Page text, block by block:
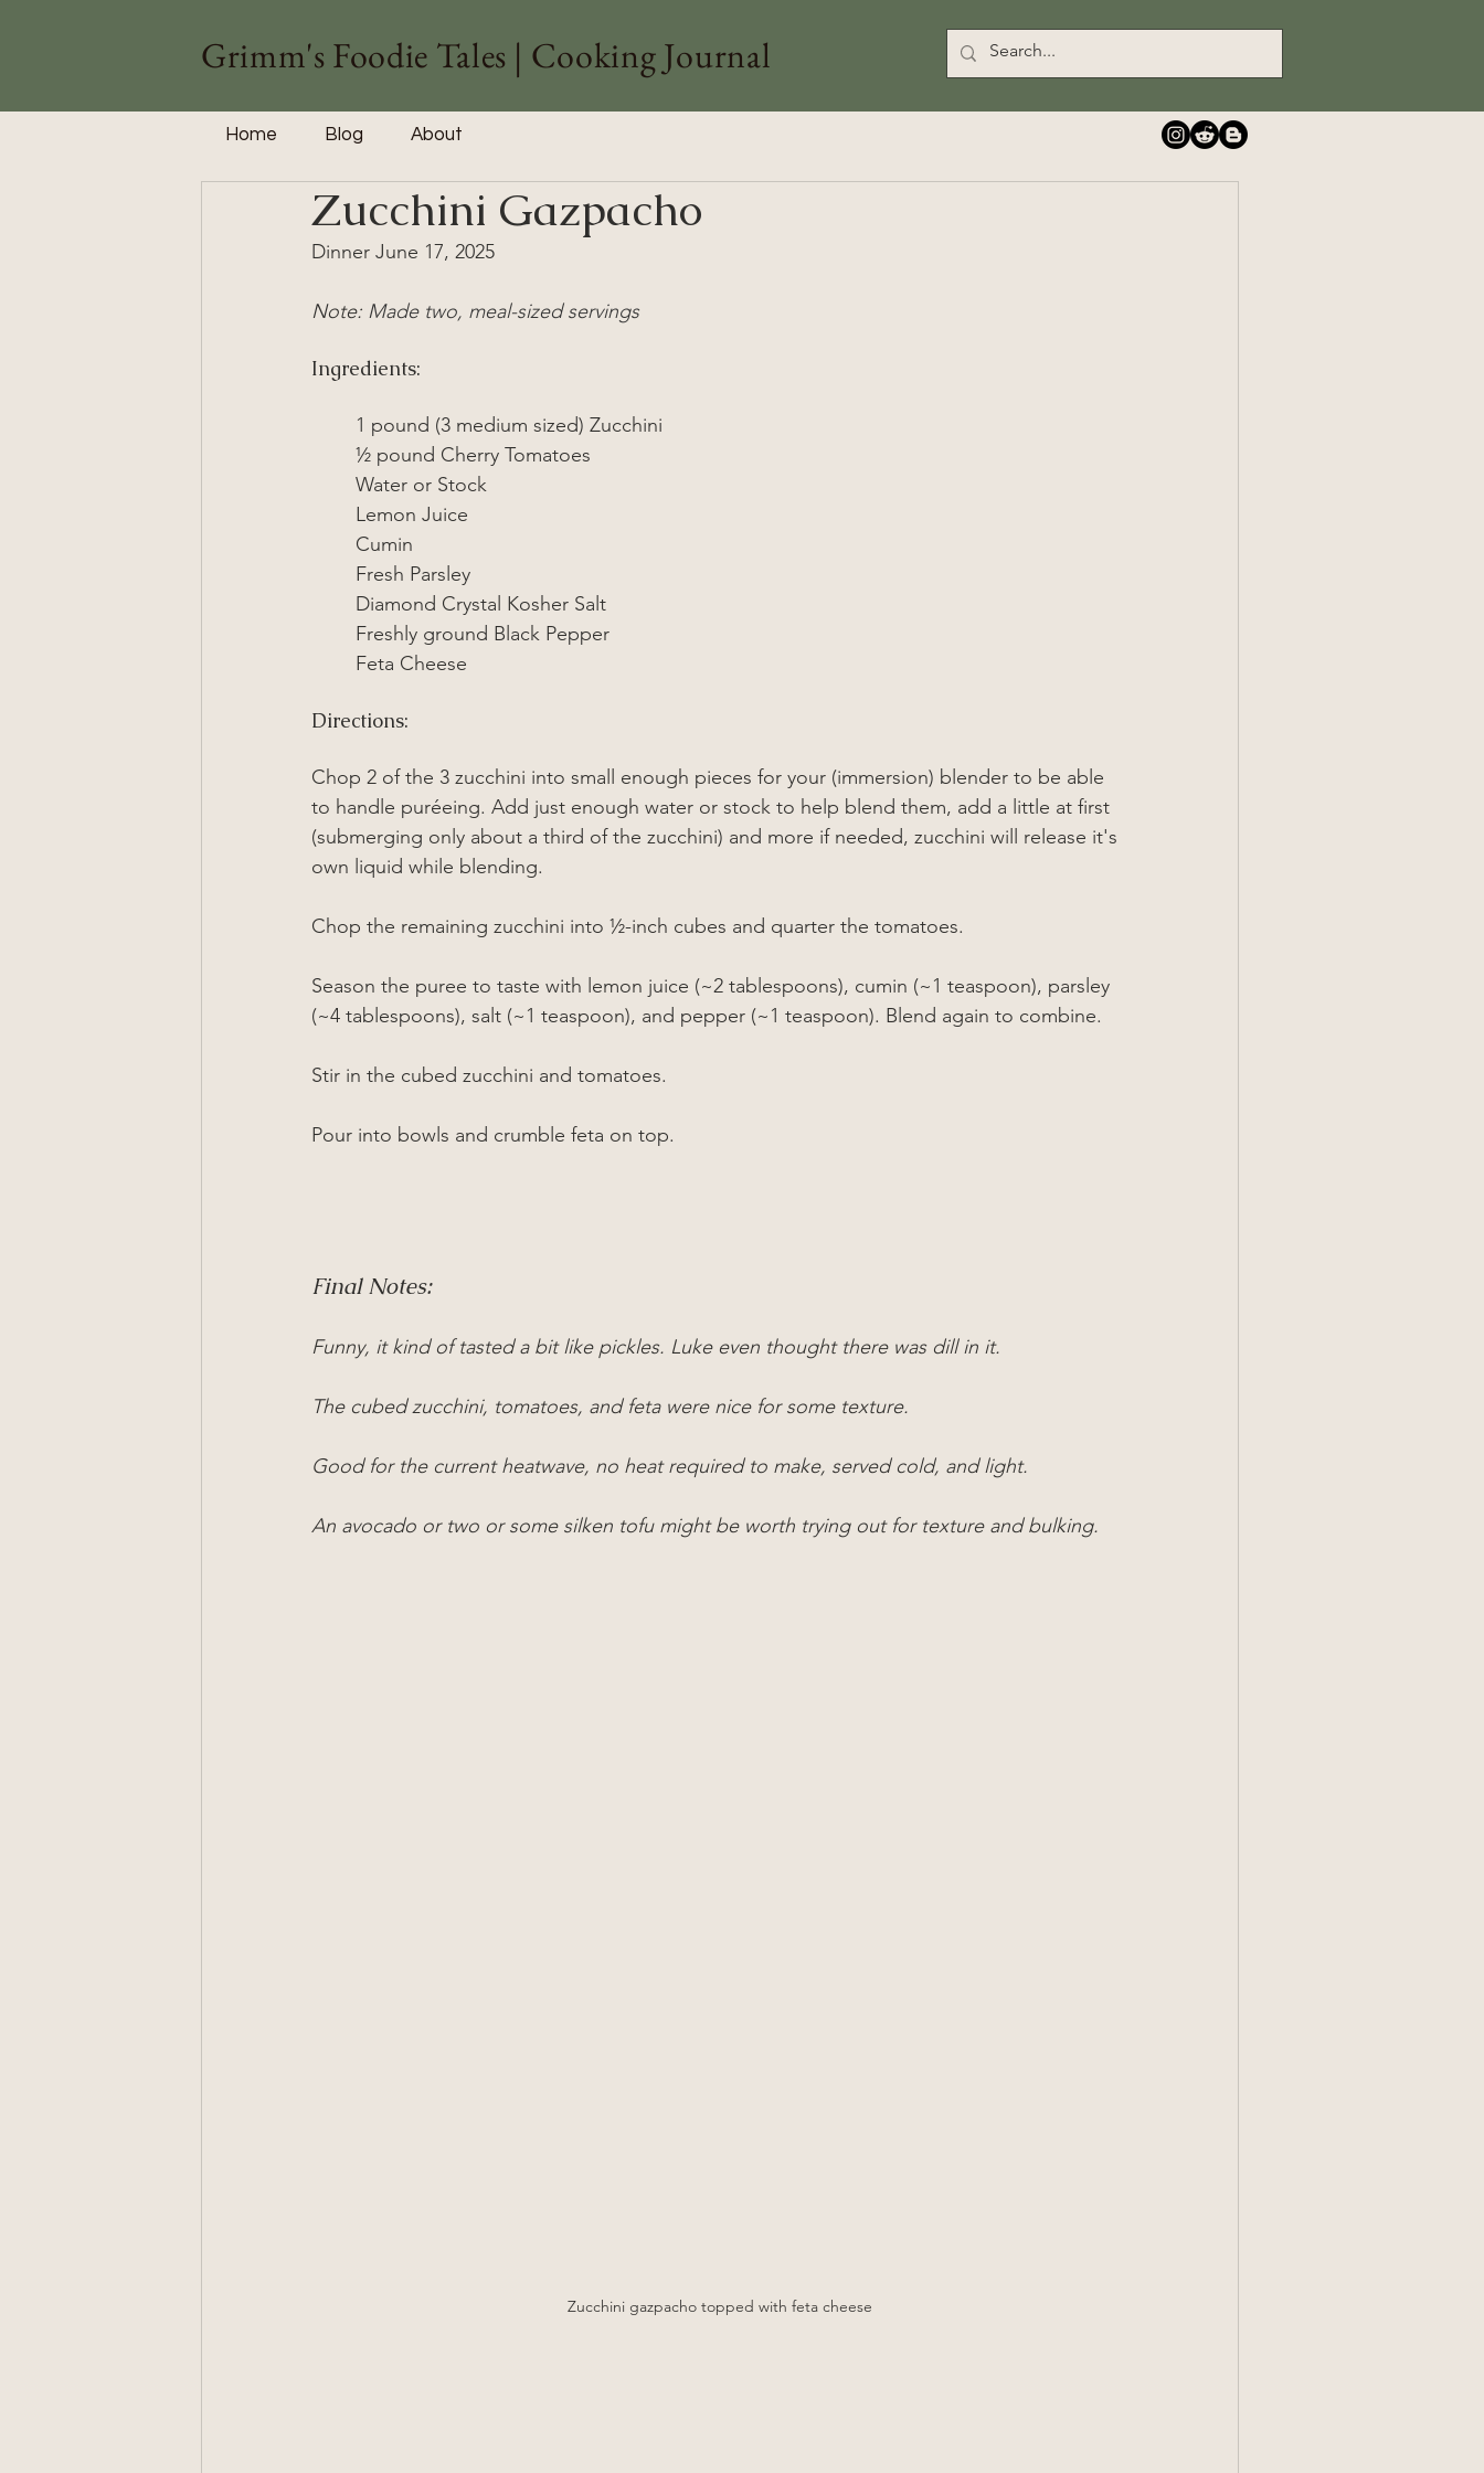
Grimm's Foodie Tales | Cooking Journal
Home Blog About
Zucchini Gazpacho
Dinner June 17, 2025
Note: Made two, meal-sized servings
Ingredients:
1 pound (3 medium sized) Zucchini
½ pound Cherry Tomatoes
Water or Stock
Lemon Juice
Cumin
Fresh Parsley
Diamond Crystal Kosher Salt
Freshly ground Black Pepper
Feta Cheese
Directions:
Chop 2 of the 3 zucchini into small enough pieces for your (immersion) blender to be able
to handle puréeing. Add just enough water or stock to help blend them, add a little at first
(submerging only about a third of the zucchini) and more if needed, zucchini will release it's
own liquid while blending.
Chop the remaining zucchini into ½-inch cubes and quarter the tomatoes.
Season the puree to taste with lemon juice (~2 tablespoons), cumin (~1 teaspoon), parsley
(~4 tablespoons), salt (~1 teaspoon), and pepper (~1 teaspoon). Blend again to combine.
Stir in the cubed zucchini and tomatoes.
Pour into bowls and crumble feta on top.
Final Notes:
Funny, it kind of tasted a bit like pickles. Luke even thought there was dill in it.
The cubed zucchini, tomatoes, and feta were nice for some texture.
Good for the current heatwave, no heat required to make, served cold, and light.
An avocado or two or some silken tofu might be worth trying out for texture and bulking.
Zucchini gazpacho topped with feta cheese